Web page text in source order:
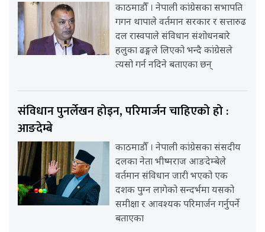
काठमाडौँ । नेपाली कांग्रेसका सभापति
गगन थापाले वर्तमान सरकार र सत्तारुढ
दल रास्वपाले संविधान संशोधनबारे
हलुका ढङ्गले लिएको भन्दै कांग्रेसले
त्यसो गर्न नदिने बताएका छन्
संविधान पुनर्लेखन होइन, परिमार्जन चाहिएको हो :
आङदेम्बे
काठमाडौँ । नेपाली कांग्रेसका संसदीय
दलका नेता भीष्मराज आङदेम्बेले
वर्तमान संविधान जारी भएको एक
दशक पुग्न लागेको सन्दर्भमा यसको
समीक्षा र आवश्यक परिमार्जन गर्नुपर्ने
बताएका